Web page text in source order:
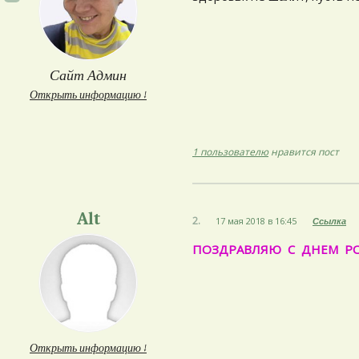
Сайт Админ
Открыть информацию ↓
1 пользователюнравится пост
Alt
Открыть информацию ↓
2. 17 мая 2018 в 16:45 Ссылка
ПОЗДРАВЛЯЮ С ДНЕМ